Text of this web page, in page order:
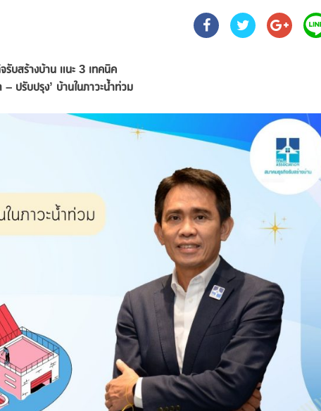
รับสร้างบ้าน แนะ 3 เทคนิค
ปรับปรุง’ บ้านในภาวะน้ำท่วม